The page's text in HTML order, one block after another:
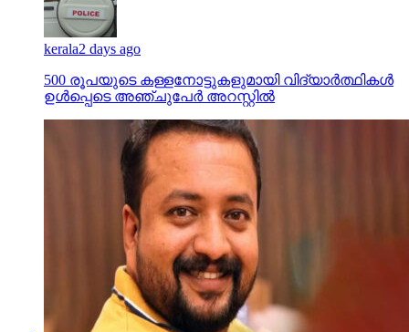
kerala2 days ago
500 രൂപയുടെ കള്ളനോട്ടുകളുമായി വിദ്യാര്‍ത്ഥികള്‍
ഉള്‍പ്പെടെ അഞ്ചുപേര്‍ അറസ്റ്റില്‍